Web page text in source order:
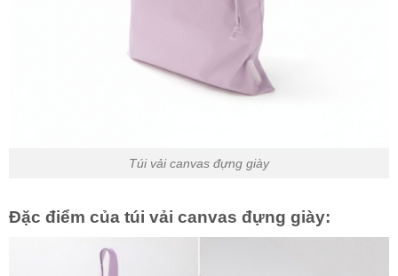
Túi vải canvas đựng giày
Đặc điểm của túi vải canvas đựng giày: